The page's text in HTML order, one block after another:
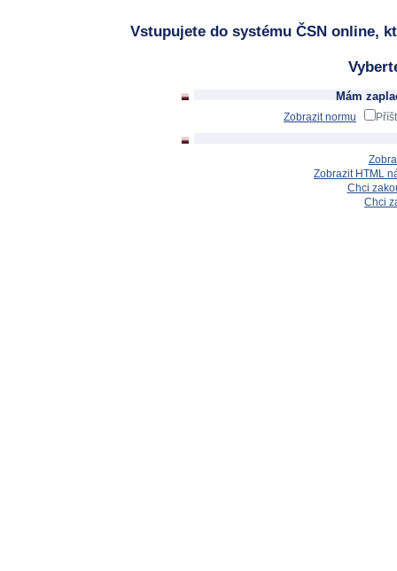
Vstupujete do systému ČSN online,
Mám
Zobrazit normu
Zobrazit HTML
Chci
Chci